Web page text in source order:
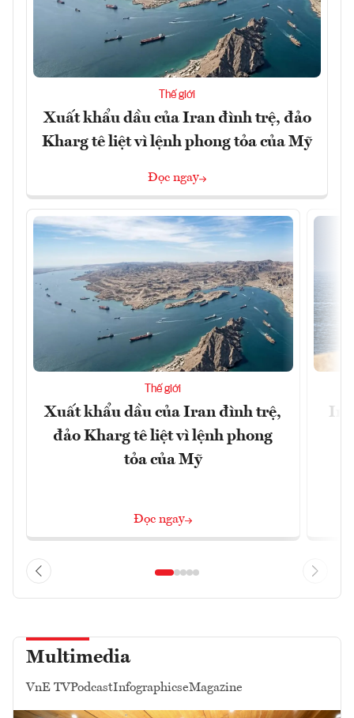
Thế giới
Xuất khẩu dầu của Iran đình trệ, đảo
Kharg tê liệt vì lệnh phong tỏa của Mỹ
Đọc ngay
Thế giới
Xuất khẩu dầu của Iran đình trệ,
đảo Kharg tê liệt vì lệnh phong
tỏa của Mỹ
Đọc ngay
Multimedia
VnE TVPodcastInfographicseMagazine